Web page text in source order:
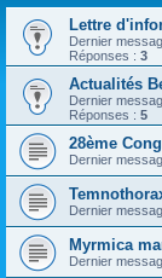
Lettre
Dernier
Réponses : 3
Actualités
Dernier
Réponses : 5
28ème
Dernier
Dernier
Myrmica
Dernier